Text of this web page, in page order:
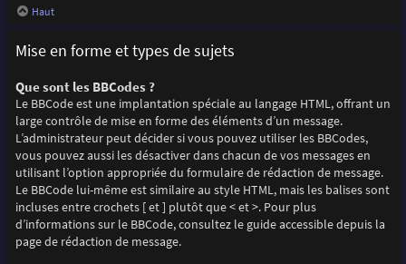
Haut
Mise en forme et types de sujets
Que sont les BBCodes ?
Le BBCode est une implantation spéciale au langage HTML, offrant un
large contrôle de mise en forme des éléments d’un message.
L’administrateur peut décider si vous pouvez utiliser les BBCodes,
vous pouvez aussi les désactiver dans chacun de vos messages en
utilisant l’option appropriée du formulaire de rédaction de message.
Le BBCode lui-même est similaire au style HTML, mais les balises sont
incluses entre crochets [ et ] plutôt que < et >. Pour plus
d’informations sur le BBCode, consultez le guide accessible depuis la
page de rédaction de message.